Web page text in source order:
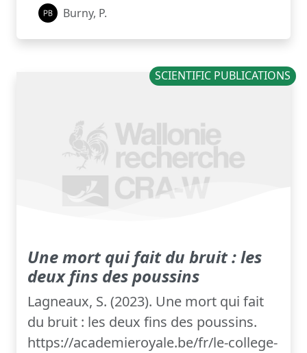
Burny, P.
SCIENTIFIC PUBLICATIONS
Une mort qui fait du bruit : les
deux fins des poussins
Lagneaux, S. (2023). Une mort qui fait
du bruit : les deux fins des poussins.
https://academieroyale.be/fr/le-college-